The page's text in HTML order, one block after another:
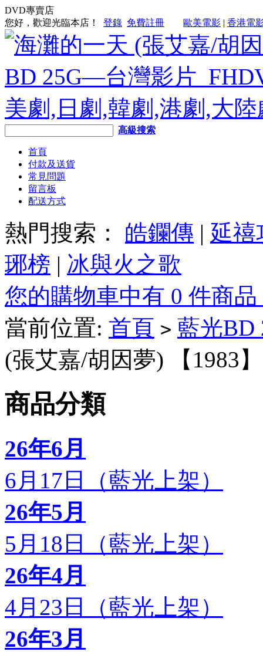
DVD專賣店
您好，歡迎光臨本店！
登錄 免費註冊 歐美電影 | 香港電
高級搜索
首頁
付款及送貨
常見問題
留言板
配送方式
熱門搜索： 皓鑭傳 | 延禧
琊榜 | 冰與火之歌
您的購物車中有 0 件商
當前位置: 首頁 > 藍光
(張艾嘉/胡因夢) 【1983
商品分類
26年6月
6月17日（藍光上架）
26年5月
5月18日（藍光上架）
26年4月
4月23日（藍光上架）
26年3月